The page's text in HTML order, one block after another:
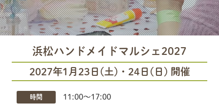
浜松ハンドメイドマルシェ2027
2027年1月23日(土)・24日(日) 開催
時間
11:00〜17:00